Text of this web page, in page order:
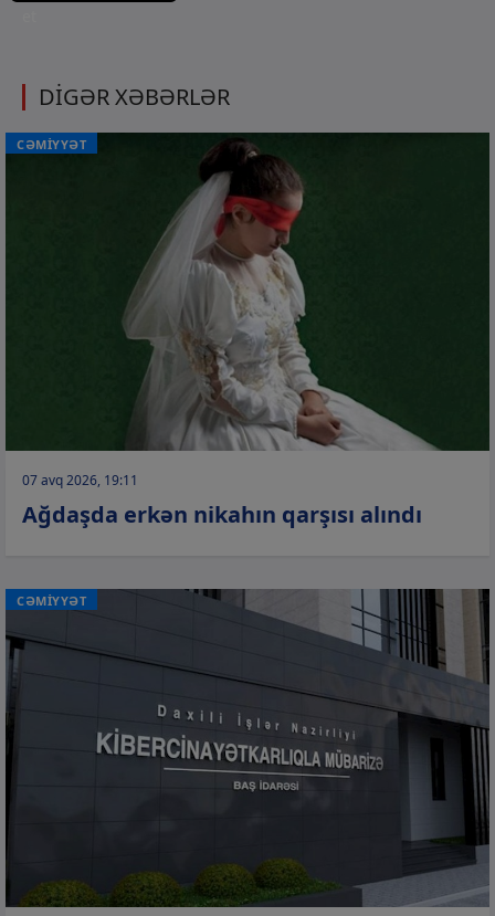
DİGƏR XƏBƏRLƏR
CƏMİYYƏT
07 avq 2026, 19:11
Ağdaşda erkən nikahın qarşısı alındı
CƏMİYYƏT